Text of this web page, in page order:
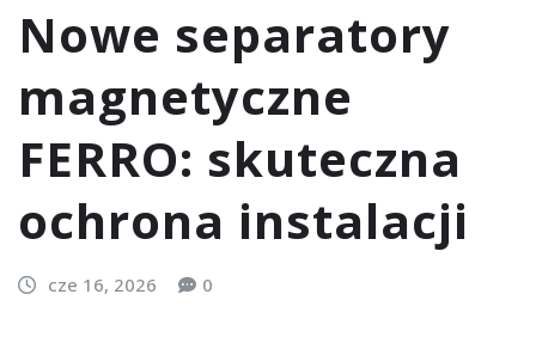
Nowe separatory
magnetyczne
FERRO: skuteczna
ochrona instalacji
cze 16, 2026 0